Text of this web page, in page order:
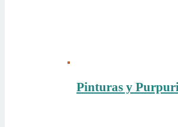
Pinturas y